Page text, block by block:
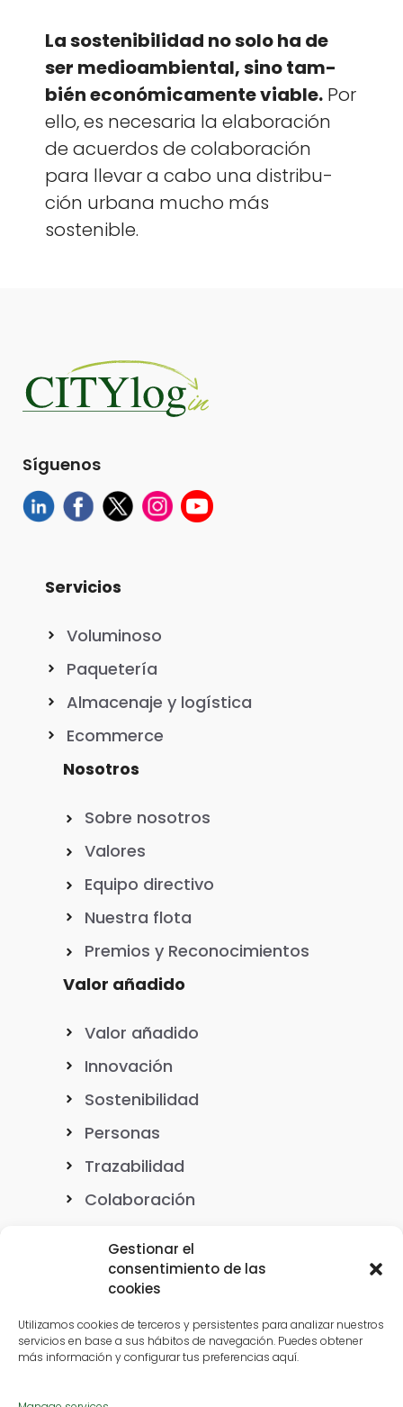
Gestionar el
consentimiento de las
cookies
Utilizamos cookies de terceros y persistentes para analizar nuestros
servicios en base a sus hábitos de navegación. Puedes obtener
más información y configurar tus preferencias aquí.
La sosteni­bil­i­dad no solo ha de
ser medioam­bi­en­tal, sino tam­
bién económi­ca­mente viable. Por
ello, es nece­saria la elab­o­ración
de acuer­dos de colab­o­ración
para lle­var a cabo una dis­tribu­
ción urbana mucho más
sostenible.
Síguenos
Servicios
Voluminoso
Paquetería
Almacenaje y logística
Ecommerce
Nosotros
Sobre nosotros
Valores
Equipo directivo
Nuestra flota
Premios y Reconocimientos
Valor añadido
Valor añadido
Innovación
Sostenibilidad
Personas
Trazabilidad
Colaboración